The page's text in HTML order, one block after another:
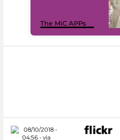
The MiC APPs